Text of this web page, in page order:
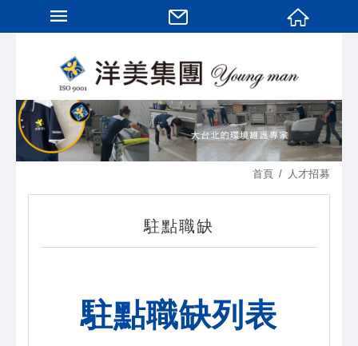
首頁 人才招募
駐點職缺
駐點職缺列表